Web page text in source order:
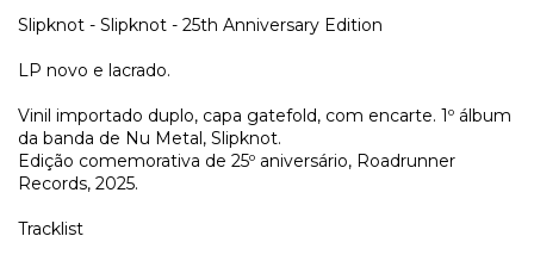
Slipknot - Slipknot - 25th Anniversary Edition
LP novo e lacrado.
Vinil importado duplo, capa gatefold, com encarte. 1º álbum
da banda de Nu Metal, Slipknot.
Edição comemorativa de 25º aniversário, Roadrunner
Records, 2025.
Tracklist